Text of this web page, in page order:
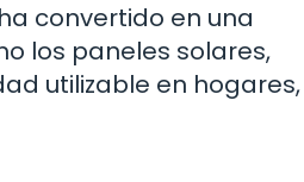
convertido en una
los paneles solares,
utilizable en hogares,